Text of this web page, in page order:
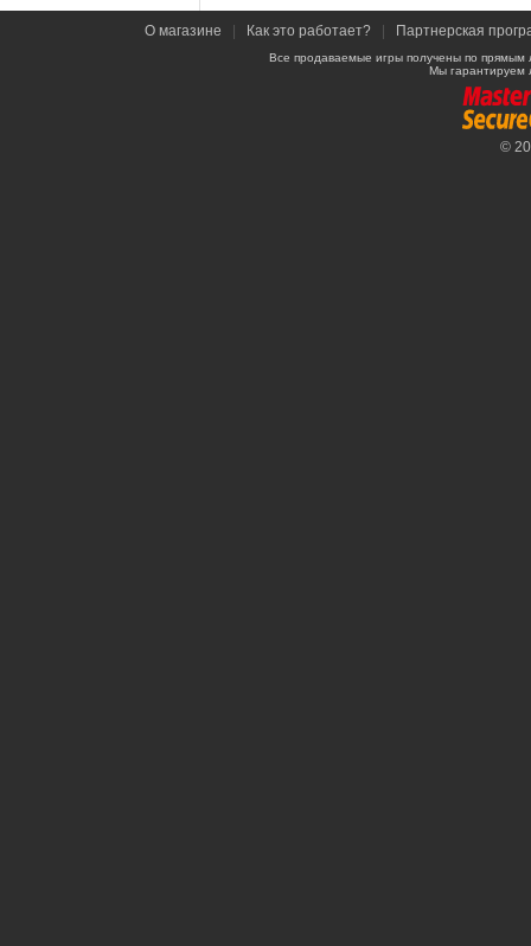
О магазине Как это работает? Партнерская
Все продаваемые игры получены по
Мы гарантируем
©